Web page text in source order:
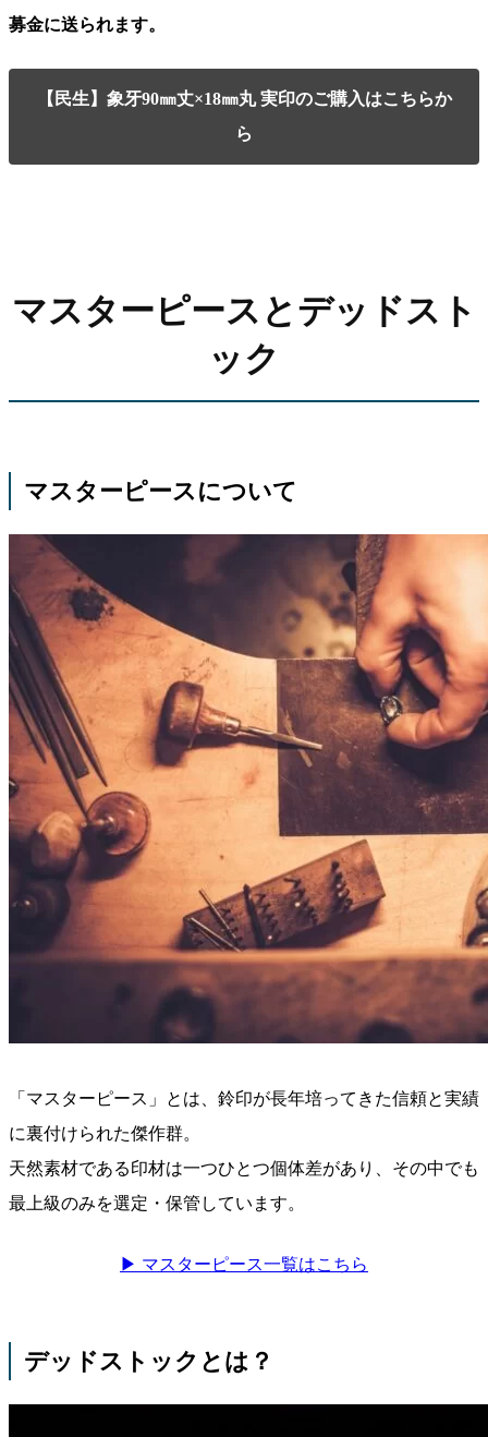
募金に送られます。
【民生】象牙90㎜丈×18㎜丸 実印のご購入はこちらか
ら
マスターピースとデッドスト
ック
マスターピースについて
「マスターピース」とは、鈴印が長年培ってきた信頼と実績
に裏付けられた傑作群。
天然素材である印材は一つひとつ個体差があり、その中でも
最上級のみを選定・保管しています。
▶ マスターピース一覧はこちら
デッドストックとは？